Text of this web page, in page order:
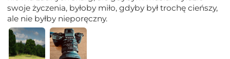
swoje życzenia, byłoby miło, gdyby był trochę cieńszy,
ale nie byłby nieporęczny.